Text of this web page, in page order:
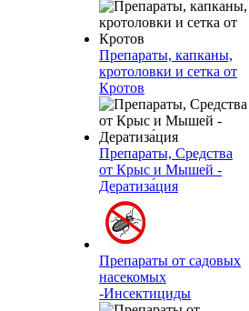
Препараты, капканы,
кротоловки и сетка от
Кротов
Препараты, Средства
от Крыс и Мышей -
Дератиза́ция
Препараты от садовых
насекомых
-Инсектициды